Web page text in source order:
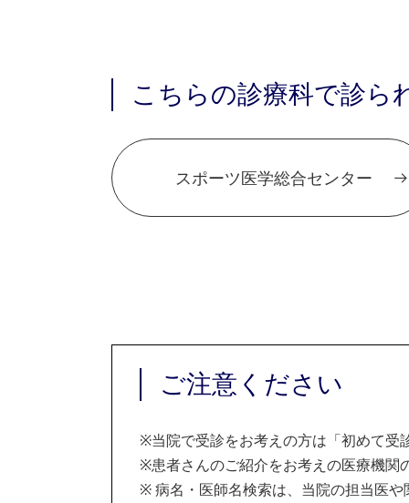
こちらの診療科で診ら
スポーツ医学総合センター
ご注意ください
※当院で受診をお考えの方は「初めて
※患者さんのご紹介をお考えの医療機
※病名・医師名検索は、当院の担当医